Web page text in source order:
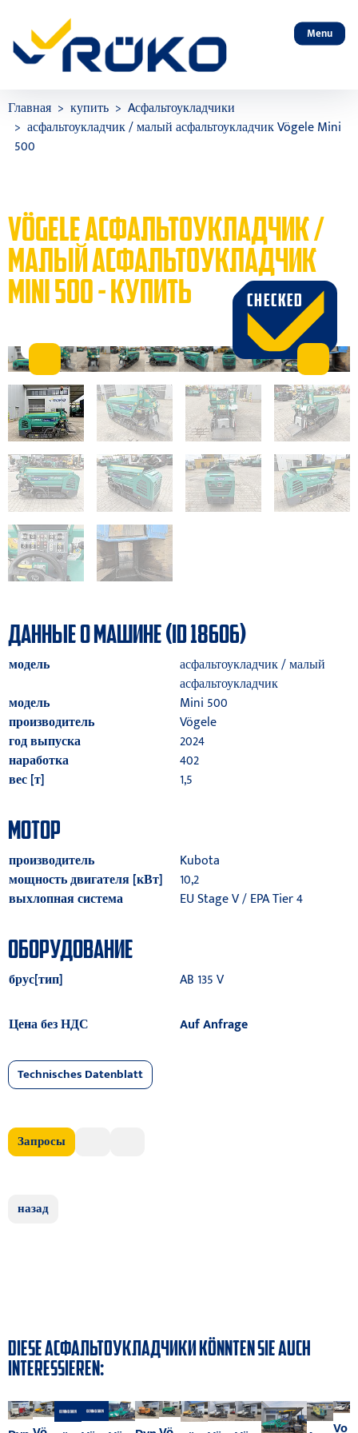
Menu
Главная купить
Aсфальтоукладчики
асфальтоукладчик / малый асфальтоукладчик Vögele Mini
500
VÖGELE АСФАЛЬТОУКЛАДЧИК /
МАЛЫЙ АСФАЛЬТОУКЛАДЧИК
MINI 500 - КУПИТЬ CHECKED
ДАННЫЕ О МАШИНЕ (ID 18606)
модель
асфальтоукладчик / малый
асфальтоукладчик
модель
Mini 500
производитель
Vögele
год выпуска
2024
наработка
402
вес [т]
1,5
МОТОР
производитель
Kubota
мощность двигателя [кВт]
10,2
выхлопная система
EU Stage V / EPA Tier 4
ОБОРУДОВАНИЕ
брус[тип] AB 135 V
Цена без НДС Auf Anfrage
Technisches Datenblatt
Запросы
назад
DIESE AСФАЛЬТОУКЛАДЧИКИ KÖNNTEN SIE AUCH
INTERESSIEREN: